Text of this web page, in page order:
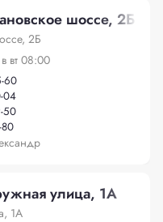
шоссе, 2Б
2Б
вт 08:00
60
04
50
улица, 1А
1А